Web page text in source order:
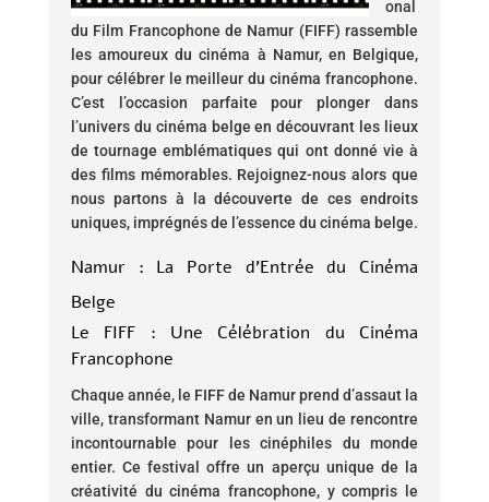
onal
du Film Francophone de Namur (FIFF) rassemble
les amoureux du cinéma à Namur, en Belgique,
pour célébrer le meilleur du cinéma francophone.
C’est l’occasion parfaite pour plonger dans
l’univers du cinéma belge en découvrant les lieux
de tournage emblématiques qui ont donné vie à
des films mémorables. Rejoignez-nous alors que
nous partons à la découverte de ces endroits
uniques, imprégnés de l’essence du cinéma belge.
Namur : La Porte d’Entrée du Cinéma
Belge
Le FIFF : Une Célébration du Cinéma
Francophone
Chaque année, le FIFF de Namur prend d’assaut la
ville, transformant Namur en un lieu de rencontre
incontournable pour les cinéphiles du monde
entier. Ce festival offre un aperçu unique de la
créativité du cinéma francophone, y compris le